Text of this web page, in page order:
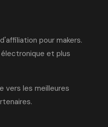
pour makers.
électronique et plus
vers les meilleures